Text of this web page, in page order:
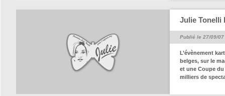
Julie Tonelli
Publié le 27/09/07
L’évènement
belges, sur le
et une Coupe
milliers de